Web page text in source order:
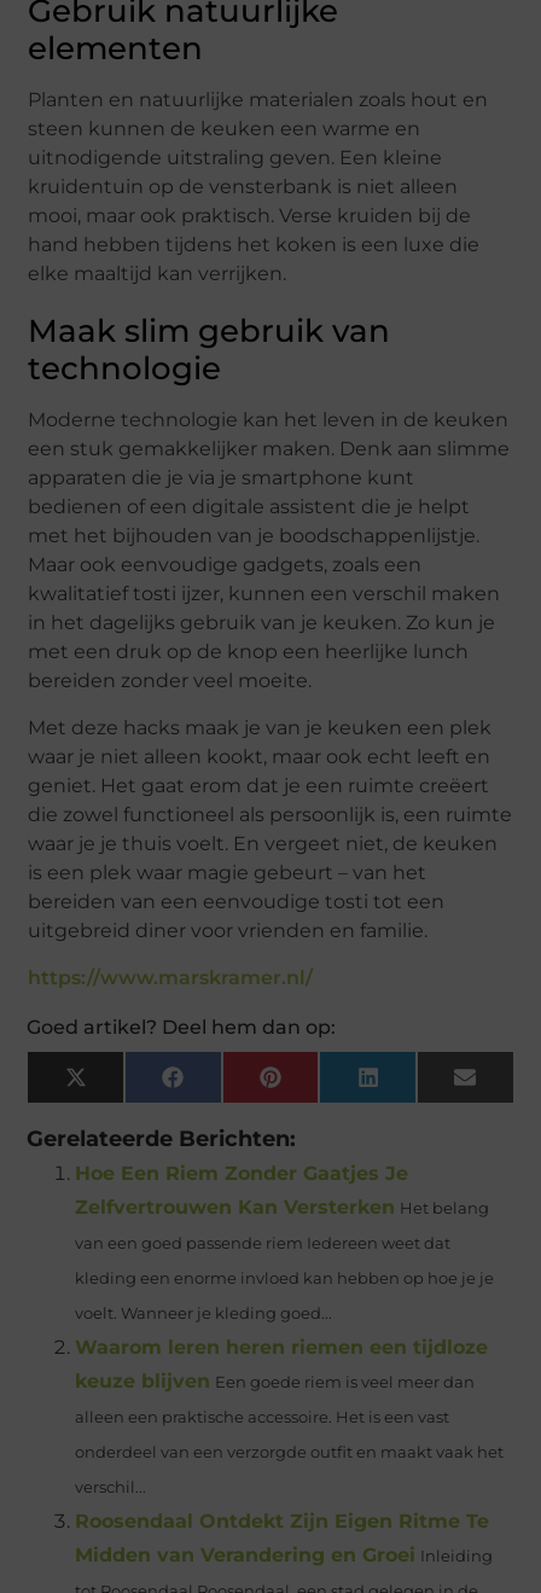
Gebruik natuurlijke
elementen
Planten en natuurlijke materialen zoals hout en
steen kunnen de keuken een warme en
uitnodigende uitstraling geven. Een kleine
kruidentuin op de vensterbank is niet alleen
mooi, maar ook praktisch. Verse kruiden bij de
hand hebben tijdens het koken is een luxe die
elke maaltijd kan verrijken.
Maak slim gebruik van
technologie
Moderne technologie kan het leven in de keuken
een stuk gemakkelijker maken. Denk aan slimme
apparaten die je via je smartphone kunt
bedienen of een digitale assistent die je helpt
met het bijhouden van je boodschappenlijstje.
Maar ook eenvoudige gadgets, zoals een
kwalitatief tosti ijzer, kunnen een verschil maken
in het dagelijks gebruik van je keuken. Zo kun je
met een druk op de knop een heerlijke lunch
bereiden zonder veel moeite.
Met deze hacks maak je van je keuken een plek
waar je niet alleen kookt, maar ook echt leeft en
geniet. Het gaat erom dat je een ruimte creëert
die zowel functioneel als persoonlijk is, een ruimte
waar je je thuis voelt. En vergeet niet, de keuken
is een plek waar magie gebeurt – van het
bereiden van een eenvoudige tosti tot een
uitgebreid diner voor vrienden en familie.
https://www.marskramer.nl/
Goed artikel? Deel hem dan op:
X
(Twitter)
Facebook Pinterest LinkedIn Email
Gerelateerde Berichten:
Hoe Een Riem Zonder Gaatjes Je
Zelfvertrouwen Kan Versterken Het belang
van een goed passende riem Iedereen weet dat
kleding een enorme invloed kan hebben op hoe je je
voelt. Wanneer je kleding goed...
Waarom leren heren riemen een tijdloze
keuze blijven Een goede riem is veel meer dan
alleen een praktische accessoire. Het is een vast
onderdeel van een verzorgde outfit en maakt vaak het
verschil...
Roosendaal Ontdekt Zijn Eigen Ritme Te
Midden van Verandering en Groei Inleiding